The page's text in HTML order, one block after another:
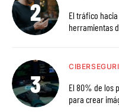
El tráfico
herramientas
El 80% de los
para crear